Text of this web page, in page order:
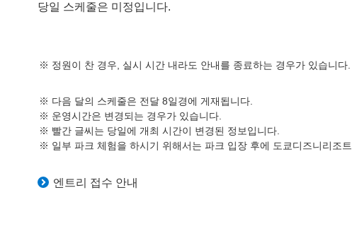
당일 스케줄은 미정입니다.
정원이 찬 경우, 실시 시간 내라도 안내를 종료하는 경우가 있습니다.
다음 달의 스케줄은 전달 8일경에 게재됩니다.
운영시간은 변경되는 경우가 있습니다.
빨간 글씨는 당일에 개최 시간이 변경된 정보입니다.
일부 파크 체험을 하시기 위해서는 파크 입장 후에 도쿄디즈니리조
엔트리 접수 안내